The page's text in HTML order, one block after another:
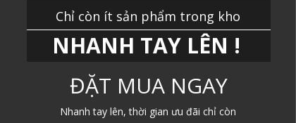
Chỉ còn ít sản phẩm trong kho
NHANH TAY LÊN !
Nhanh tay lên, thời gian ưu đãi chỉ còn
ĐẶT MUA NGAY